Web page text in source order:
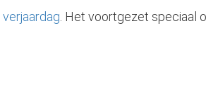
verjaardag . Het voortgezet